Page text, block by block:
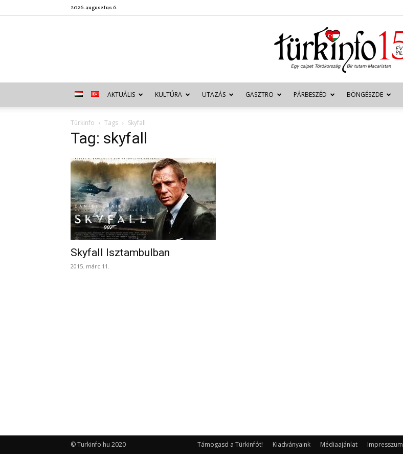
2026. augusztus 6.
Türkinfo
AKTUÁLIS KULTÚRA UTAZÁS GASZTRO PÁRBESZÉD BÖNGÉSZDE
Türkinfo Tags Skyfall
Tag: skyfall
Skyfall Isztambulban
2015. márc 11.
Támogasd a Türkinfót! Kiadványaink Médiaajánlat Impresszum
© Turkinfo.hu 2020